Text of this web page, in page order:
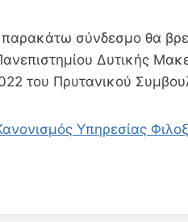
σύνδεσμο θα
Δυτικής
του Πρυτανικού
Υπηρεσίας